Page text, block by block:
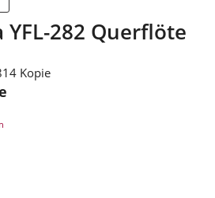
YFL-282 Querflöte
Kopie